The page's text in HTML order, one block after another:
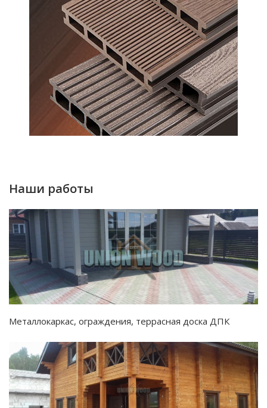
Наши работы
Металлокаркас, ограждения, террасная доска ДПК